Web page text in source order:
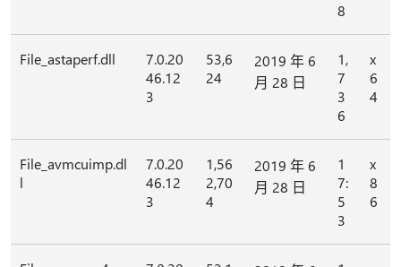
8
File_astaperf.dll
7.0.20
46.12
3
53,6
24
2019 年 6
月 28 日
1,
7
3
6
x
6
4
File_avmcuimp.dl
l
7.0.20
46.12
3
1,56
2,70
4
2019 年 6
月 28 日
1
7:
5
3
x
8
6